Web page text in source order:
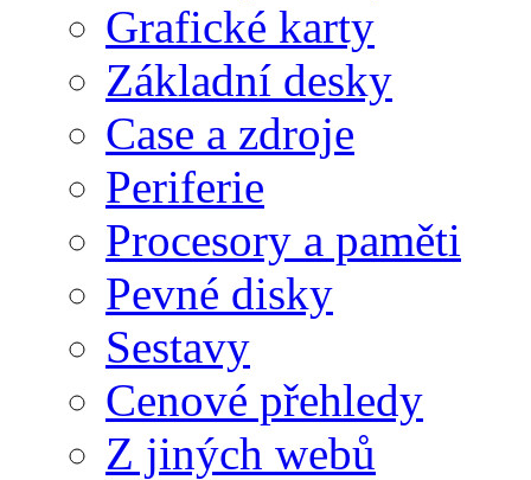
Grafické karty
Základní desky
Case a zdroje
Periferie
Procesory a paměti
Pevné disky
Sestavy
Cenové přehledy
Z jiných webů